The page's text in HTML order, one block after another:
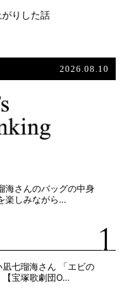
がりした話
2026.08.10
海さんのバッグの中身
楽しみながら…
七瑠海さん 「エビの
【宝塚歌劇団O…